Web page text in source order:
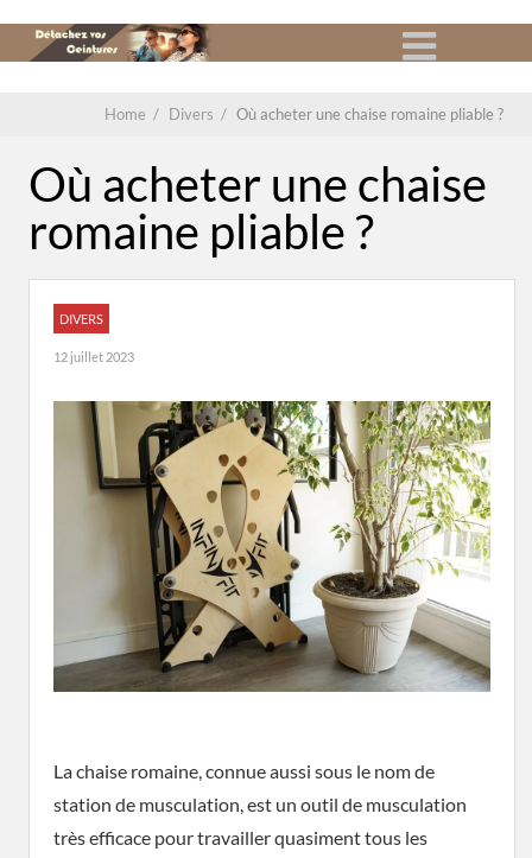
Home / Divers / Où acheter une chaise romaine pliable ?
Où acheter une chaise
romaine pliable ?
DIVERS
12 juillet 2023
La chaise romaine, connue aussi sous le nom de
station de musculation, est un outil de musculation
très efficace pour travailler quasiment tous les